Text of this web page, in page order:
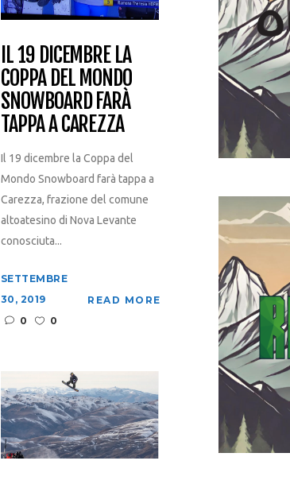
IL 19 DICEMBRE LA
COPPA DEL MONDO
SNOWBOARD FARÀ
TAPPA A CAREZZA
Il 19 dicembre la Coppa del
Mondo Snowboard farà tappa a
Carezza, frazione del comune
altoatesino di Nova Levante
conosciuta...
SETTEMBRE
30, 2019
0
0
READ MORE